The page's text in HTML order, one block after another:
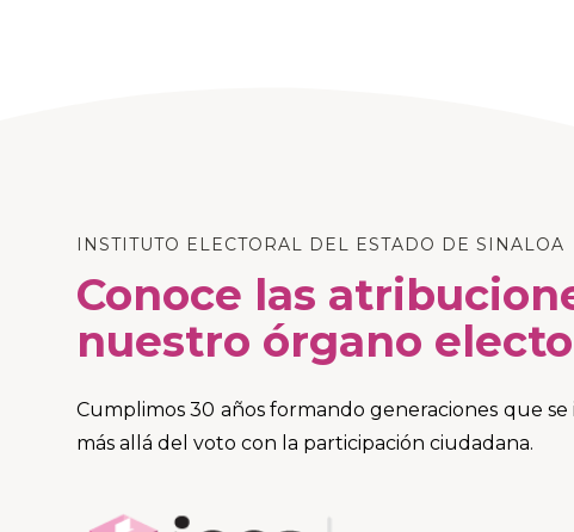
INSTITUTO ELECTORAL DEL ESTADO DE SINALOA
Conoce las
nuestro órgano
Cumplimos 30 años formando generaciones que se
más allá del voto con la participación ciudadana.